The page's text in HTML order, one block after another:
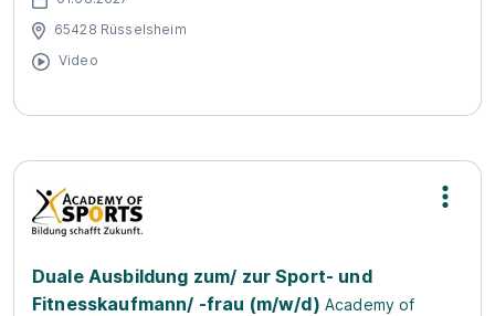
65428 Rüsselsheim
Video
Duale Ausbildung zum/ zur Sport- und
Fitnesskaufmann/ -frau (m/w/d) Academy of